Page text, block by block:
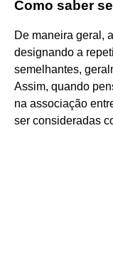
Como saber
De maneira geral,
designando a
semelhantes,
Assim, quando
na associação
ser consideradas